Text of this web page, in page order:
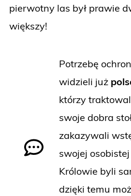
pierwotny las był prawie
większy!
Potrzebę
widzieli już
którzy
swoje dobra
zakazywali
swojej
Królowie byli
dzięki temu